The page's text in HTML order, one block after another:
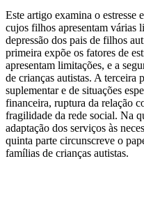
Este artigo examina o estresse
cujos filhos apresentam várias
depressão dos pais de filhos
primeira expõe os fatores de
apresentam limitações, e a
de crianças autistas. A terceira
suplementar e de situações
financeira, ruptura da relação
fragilidade da rede social. Na
adaptação dos serviços às
quinta parte circunscreve o
famílias de crianças autistas.